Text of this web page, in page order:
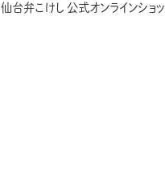
仙台弁こけし 公式オンラインショ